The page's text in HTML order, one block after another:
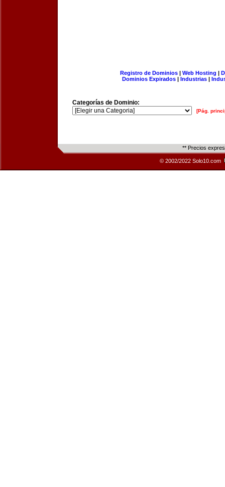
Registro de Dominios| Web Hosting |
Dominios Expirados | Industrias |
Categorías de Dominio:
[Pág.
** Precios
© 2002/2022 Solo10.com